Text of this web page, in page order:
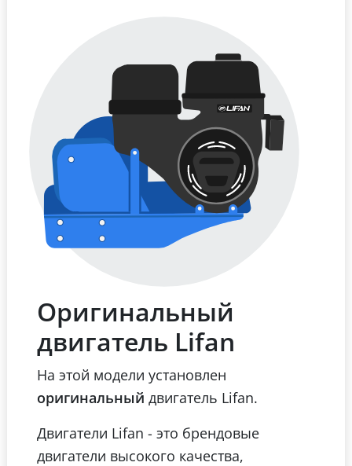
Оригинальный
двигатель Lifan
На этой модели установлен
оригинальный двигатель Lifan.
Двигатели Lifan - это брендовые
двигатели высокого качества,